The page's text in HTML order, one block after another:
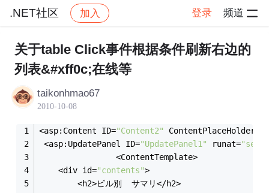
.NET社区 加入 登录 频道
社区 .NET社区 帖子详情
关于table Click事件根据条件刷新右边的
列表&#xff0c;在线等
taikonhmao67
2010-10-08
<asp:Content ID="Content2"
<asp:UpdatePanel ID="UpdatePanel1" runat=
                <ContentTemplate>
	<div id=
"contents">
		<h2>ビル別  サマリ</h2>